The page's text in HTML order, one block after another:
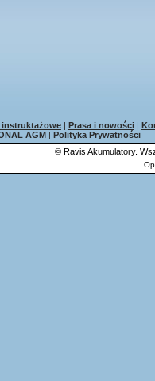
instruktażowe | Prasa i nowości |
AGM | Polityka Prywatności
© Ravis Akumulatory.